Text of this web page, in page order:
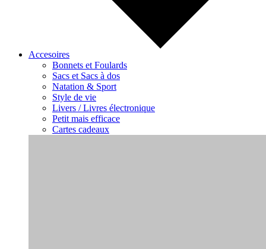
Accesoires
Bonnets et Foulards
Sacs et Sacs à dos
Natation & Sport
Style de vie
Livers / Livres électronique
Petit mais efficace
Cartes cadeaux